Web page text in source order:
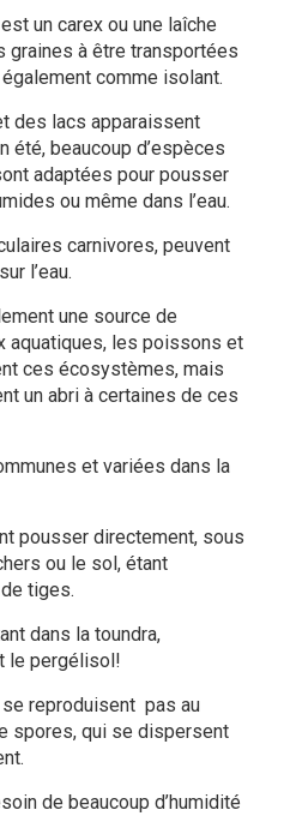
un carex ou une laîche
à être transportées
comme isolant.
des lacs apparaissent
été, beaucoup d’espèces
adaptées pour pousser
ou même dans l’eau.
carnivores, peuvent
l’eau.
une source de
aquatiques, les poissons et
ces écosystèmes, mais
un abri à certaines de ces
et variées dans la
pousser directement, sous
ou le sol, étant
tiges.
dans la toundra,
le pergélisol!
reproduisent pas au
spores, qui se dispersent
de beaucoup d’humidité